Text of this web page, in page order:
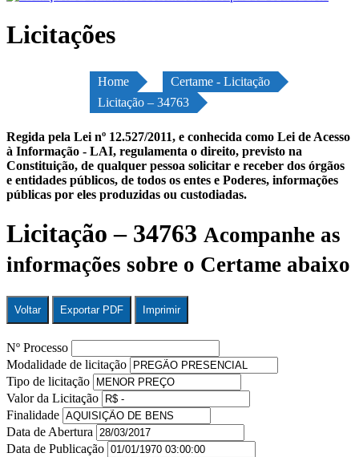
Licitações
Home
Certame - Licitação
Licitação – 34763
Regida pela Lei nº 12.527/2011, e conhecida como Lei de Acesso
à Informação - LAI, regulamenta o direito, previsto na
Constituição, de qualquer pessoa solicitar e receber dos órgãos
e entidades públicos, de todos os entes e Poderes, informações
públicas por eles produzidas ou custodiadas.
Licitação – 34763 Acompanhe as
informações sobre o Certame abaixo
Voltar Exportar PDF Imprimir
Nº Processo
Modalidade de licitação
Tipo de licitação
Valor da Licitação
Finalidade
Data de Abertura
Data de Publicação